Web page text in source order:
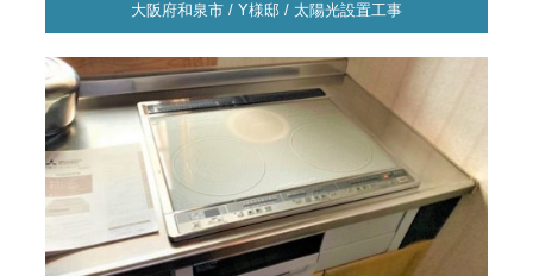
大阪府和泉市 / Y様邸 / 太陽光設置工事